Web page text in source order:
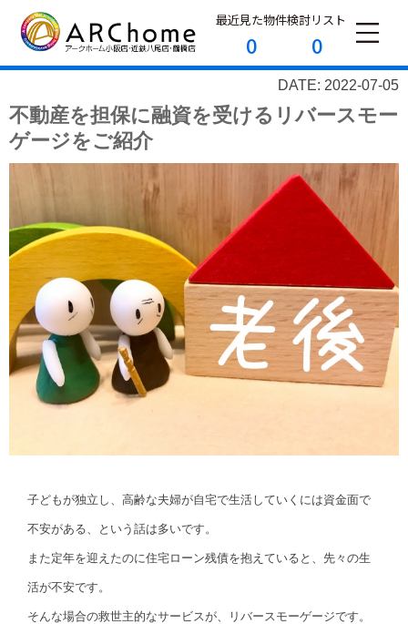
最近見た物件
0
検討リスト
0
DATE: 2022-07-05
不動産を担保に融資を受けるリバースモー
ゲージをご紹介
子どもが独立し、高齢な夫婦が自宅で生活していくには資金面で
不安がある、という話は多いです。
また定年を迎えたのに住宅ローン残債を抱えていると、先々の生
活が不安です。
そんな場合の救世主的なサービスが、リバースモーゲージです。